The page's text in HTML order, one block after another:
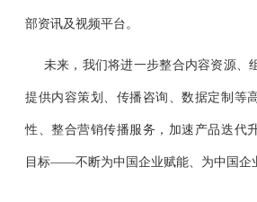
部资讯及视频平台。
未来，我们将进一步整合内容资源、
提供内容策划、传播咨询、数据定制等
性、整合营销传播服务，加速产品迭代
目标——不断为中国企业赋能、为中国企